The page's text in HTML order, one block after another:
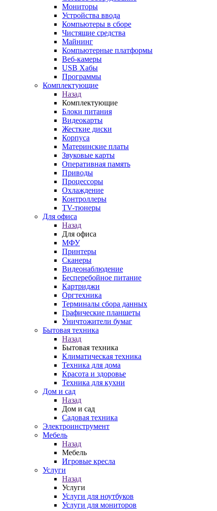
Мониторы
Устройства ввода
Компьютеры в сборе
Чистящие средства
Майнинг
Компьютерные платформы
Веб-камеры
USB Хабы
Программы
Комплектующие
Назад
Комплектующие
Блоки питания
Видеокарты
Жесткие диски
Корпуса
Материнские платы
Звуковые карты
Оперативная память
Приводы
Процессоры
Охлаждение
Контроллеры
TV-тюнеры
Для офиса
Назад
Для офиса
МФУ
Принтеры
Сканеры
Видеонаблюдение
Бесперебойное питание
Картриджи
Оргтехника
Терминалы сбора данных
Графические планшеты
Уничтожители бумаг
Бытовая техника
Назад
Бытовая техника
Климатическая техника
Техника для дома
Красота и здоровье
Техника для кухни
Дом и сад
Назад
Дом и сад
Садовая техника
Электроинструмент
Мебель
Назад
Мебель
Игровые кресла
Услуги
Назад
Услуги
Услуги для ноутбуков
Услуги для мониторов